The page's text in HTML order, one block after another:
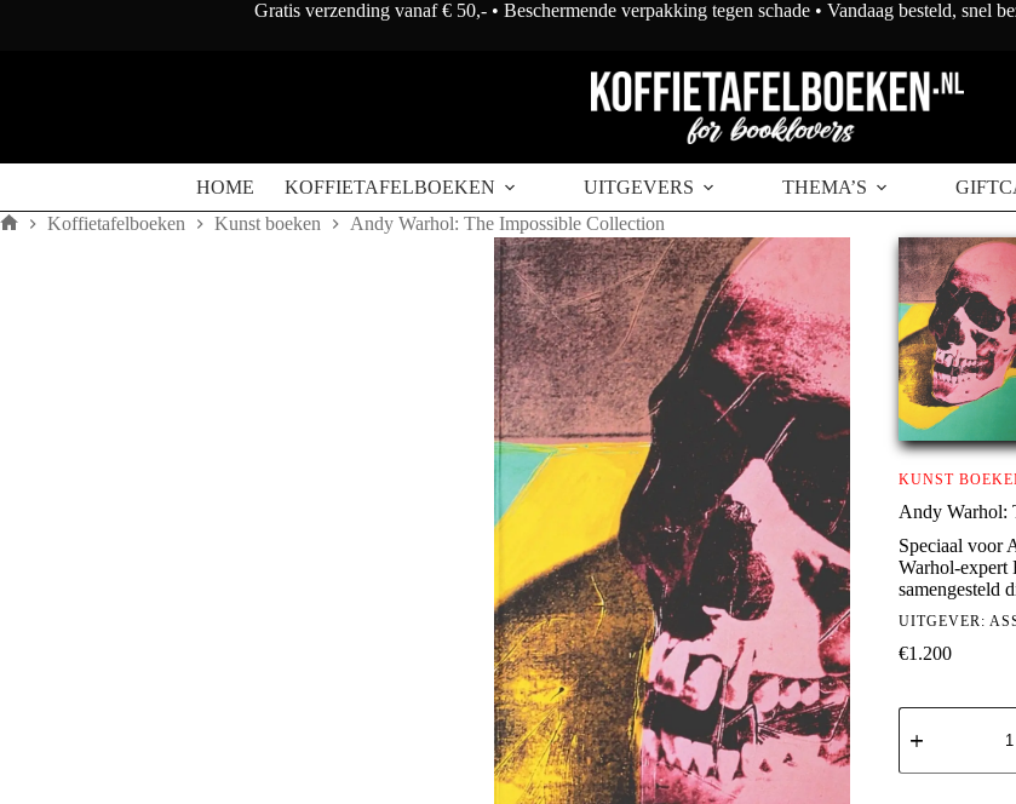
Gratis verzending vanaf € 50,- • Beschermende verpakking tegen schade • Vandaag besteld, snel
HOME KOFFIETAFELBOEKEN UITGEVERS THEMA’S
Koffietafelboeken Kunst boeken Andy Warhol: The Impossible Collection
KUNST
Andy Warhol:
Speciaal voor
Warhol-expert
samengesteld
UITGEVER:
€1.200
Andy
Warhol:
Impossible